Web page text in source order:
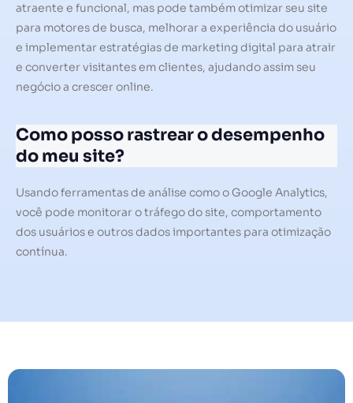
atraente e funcional, mas pode também otimizar seu site
para motores de busca, melhorar a experiência do usuário
e implementar estratégias de marketing digital para atrair
e converter visitantes em clientes, ajudando assim seu
negócio a crescer online.
Como posso rastrear o desempenho
do meu site?
Usando ferramentas de análise como o Google Analytics,
você pode monitorar o tráfego do site, comportamento
dos usuários e outros dados importantes para otimização
contínua.